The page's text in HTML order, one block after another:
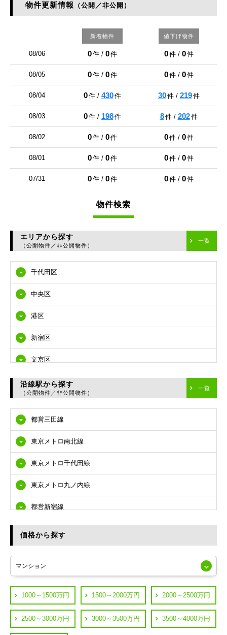
物件更新情報 （公開／非公開）
新着物件 値下げ物件
08/06 0件 / 0件 0件 / 0件
08/05 0件 / 0件 0件 / 0件
08/04 0件 / 430件 30件 / 219件
08/03 0件 / 198件 8件 / 202件
08/02 0件 / 0件 0件 / 0件
08/01 0件 / 0件 0件 / 0件
07/31 0件 / 0件 0件 / 0件
物件検索
エリアから探す
（公開物件／非公開物件）
一覧
千代田区
中央区
港区
新宿区
文京区
台東区
江東区
品川区
目黒区
大田区
世田谷区
渋谷区
練馬区
葛飾区
横浜市鶴見区
横浜市神奈川区
沿線駅から探す
（公開物件／非公開物件）
一覧
都営三田線
東京メトロ南北線
東京メトロ千代田線
東京メトロ丸ノ内線
都営新宿線
都営浅草線
JR中央線
価格から探す
1000～1500万円 1500～2000万円 2000～2500万円
2500～3000万円 3000～3500万円 3500～4000万円